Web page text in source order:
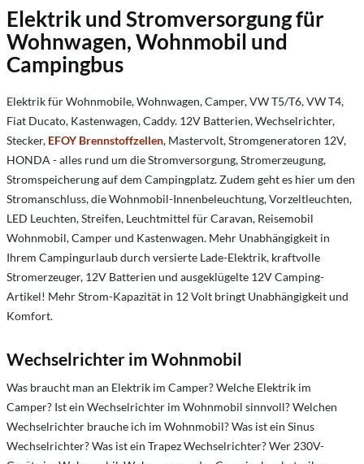
Elektrik und Stromversorgung für
Wohnwagen, Wohnmobil und
Campingbus
Elektrik für Wohnmobile, Wohnwagen, Camper, VW T5/T6, VW T4,
Fiat Ducato, Kastenwagen, Caddy. 12V Batterien, Wechselrichter,
Stecker, EFOY Brennstoffzellen, Mastervolt, Stromgeneratoren 12V,
HONDA - alles rund um die Stromversorgung, Stromerzeugung,
Stromspeicherung auf dem Campingplatz. Zudem geht es hier um den
Stromanschluss, die Wohnmobil-Innenbeleuchtung, Vorzeltleuchten,
LED Leuchten, Streifen, Leuchtmittel für Caravan, Reisemobil
Wohnmobil, Camper und Kastenwagen. Mehr Unabhängigkeit in
Ihrem Campingurlaub durch versierte Lade-Elektrik, kraftvolle
Stromerzeuger, 12V Batterien und ausgeklügelte 12V Camping-
Artikel! Mehr Strom-Kapazität in 12 Volt bringt Unabhängigkeit und
Komfort.
Wechselrichter im Wohnmobil
Was braucht man an Elektrik im Camper?Welche Elektrik im
Camper? Ist ein Wechselrichter im Wohnmobil sinnvoll?Welchen
Wechselrichter brauche ich im Wohnmobil? Was ist ein Sinus
Wechselrichter? Was ist ein Trapez Wechselrichter? Wer 230V-